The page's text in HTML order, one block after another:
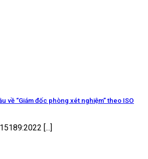
về “Giám đốc phòng xét nghiệm” theo ISO
[...]